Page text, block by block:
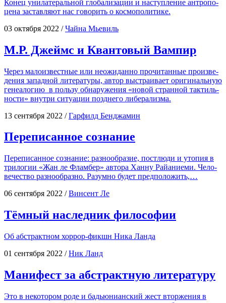
Конец уни­лате­раль­ной гло­ба­ли­за­ции и наступ­ле­ние антро­по­
це­на застав­ля­ют нас гово­рить о космополитике.
03 октября 2022 /Чайна Мьевиль
М.Р. Джеймс и Квантовый Вампир
Через мало­из­вест­ные или неожи­дан­но про­чи­тан­ные про­из­ве­
де­ния запад­ной лите­ра­ту­ры, автор выстра­и­ва­ет ори­ги­наль­ную
гене­а­ло­гию в поль­зу обна­ру­же­ния «новой стран­ной так­тиль­
но­сти» внут­ри ситу­а­ции позд­не­го либерализма.
13 сентября 2022 /Гарфилд Бенджамин
Переписанное сознание
Пере­пи­сан­ное созна­ние: раз­но­об­ра­зие, пост­лю­ди и уто­пия в
три­ло­гии «Жан ле Флам­бер» авто­ра Хан­ну Рай­а­ни­е­ми. Чело­
ве­че­ство раз­но­об­раз­но. Разум­но будет предположить,…
06 сентября 2022 /Винсент Ле
Тёмный наследник философии
Об абстракт­ном хор­рор-фикшн Ника Ланда
01 сентября 2022 /Ник Ланд
Манифест за абстрактную литературу
Это в неко­то­ром роде и бадью­ни­ан­ский жест втор­же­ния в